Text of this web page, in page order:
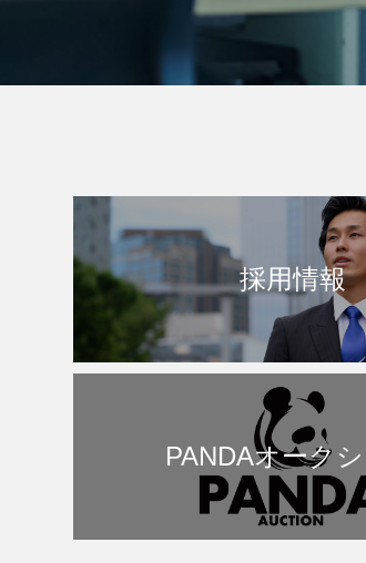
採用情報
PANDAオーク